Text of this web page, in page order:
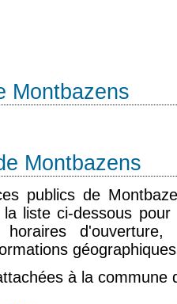
Montbazens
Montbazens
publics de
liste ci-dessous
horaires
à la commune